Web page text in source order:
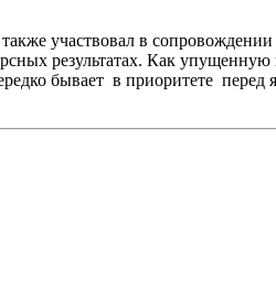
участвовал в
результатах. Как упущенную
бывает в приоритете перед